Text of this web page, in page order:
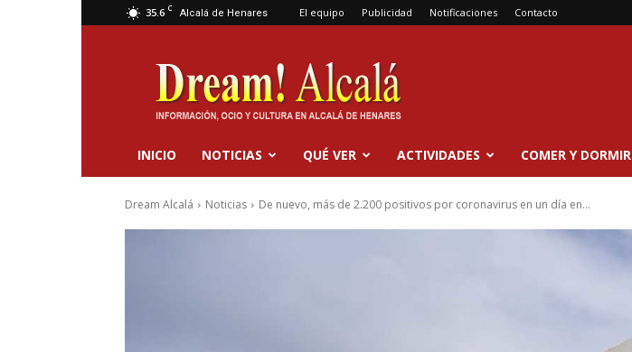
35.6 C Alcalá de Henares El equipo Publicidad Notificaciones Contacto
Dream
Alcalá
INICIO NOTICIAS QUÉ VER ACTIVIDADES COMER Y DORMIR
Dream Alcalá Noticias De nuevo, más de 2.200 positivos por coronavirus en un día en...